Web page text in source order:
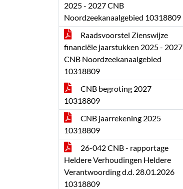
2025 - 2027 CNB
Noordzeekanaalgebied 10318809
Raadsvoorstel Zienswijze
financiële jaarstukken 2025 - 2027
CNB Noordzeekanaalgebied
10318809
CNB begroting 2027
10318809
CNB jaarrekening 2025
10318809
26-042 CNB - rapportage
Heldere Verhoudingen Heldere
Verantwoording d.d. 28.01.2026
10318809